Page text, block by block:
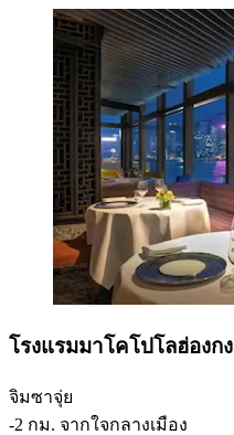
โรงแรมมาโคโปโลฮ่องกง
จิมซาจุ่ย
‐2 กม. จากใจกลางเมือง